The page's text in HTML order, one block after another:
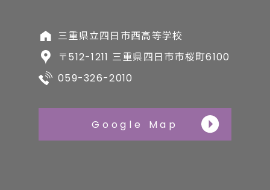
三重県立四日市西高等学校
〒512-1211 三重県四日市市桜町6100
059-326-2010
Google Map